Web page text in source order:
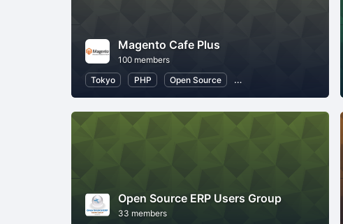
Magento Cafe Plus
100 members
Tokyo
PHP Open Source eCommerce Technology
Open Source ERP Users Group
33 members